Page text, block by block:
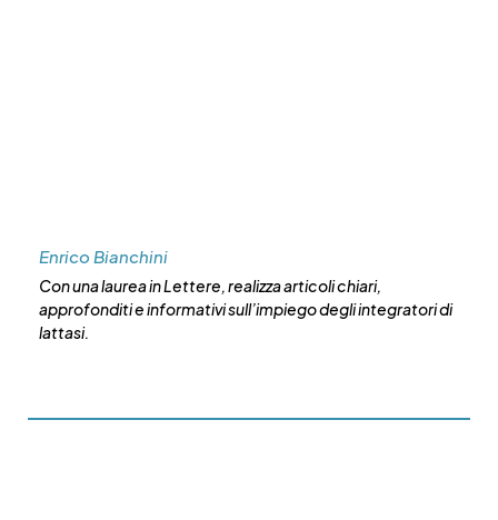
Enrico Bianchini
Con una laurea in Lettere, realizza articoli chiari,
approfonditi e informativi sull’impiego degli integratori di
lattasi.